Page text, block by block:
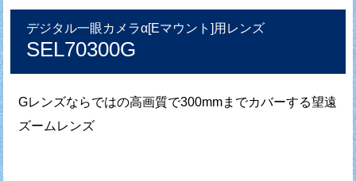
デジタル一眼カメラα[Eマウント]用レンズ
SEL70300G
Gレンズならではの高画質で300mmまでカバーする望遠
ズームレンズ